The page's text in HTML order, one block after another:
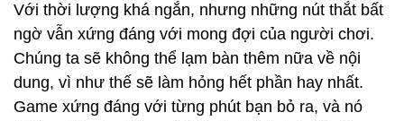
Với thời lượng khá ngắn, nhưng những nút thắt bất
ngờ vẫn xứng đáng với mong đợi của người chơi.
Chúng ta sẽ không thể lạm bàn thêm nữa về nội
dung, vì như thế sẽ làm hỏng hết phần hay nhất.
Game xứng đáng với từng phút bạn bỏ ra, và nó